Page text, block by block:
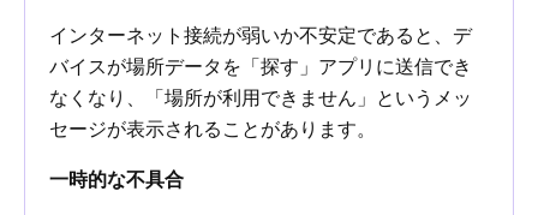
インターネット接続が弱いか不安定であると、デ
バイスが場所データを「探す」アプリに送信でき
なくなり、「場所が利用できません」というメッ
セージが表示されることがあります。
一時的な不具合